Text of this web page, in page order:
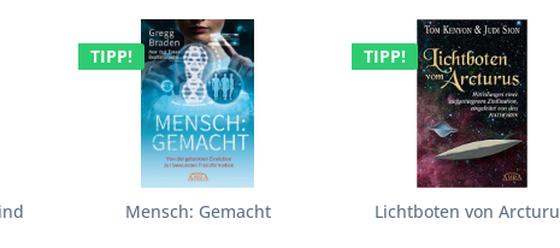
TIPP!
Mensch: Gemacht
TIPP!
Lichtboten von